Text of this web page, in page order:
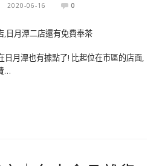
2020-06-16 0
日月潭也有據點了! 比起位在市區的店面,
…